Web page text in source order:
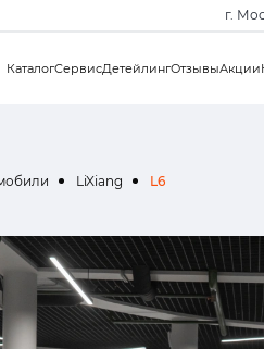
г.
КаталогСервисДетейлингОтзывыАкции
LiXiang L6